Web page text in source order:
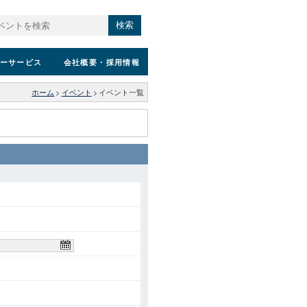
検索
サービス 会社概要 ・採用情報
ホーム > イベント > イベント一覧